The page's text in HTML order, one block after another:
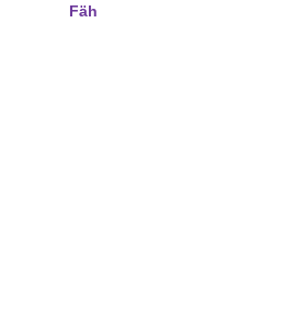
Fäh